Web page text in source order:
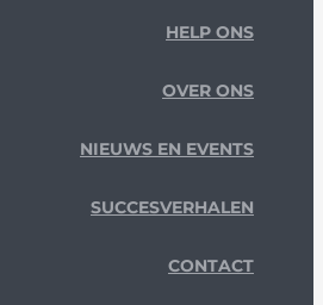
HELP ONS
OVER ONS
NIEUWS EN EVENTS
SUCCESVERHALEN
CONTACT